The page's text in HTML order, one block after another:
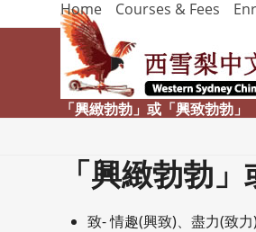
to
Home Courses & Fees
「興緻勃勃」或「興致勃勃」
「興緻勃勃
致- 情趣(興致)、盡力(致